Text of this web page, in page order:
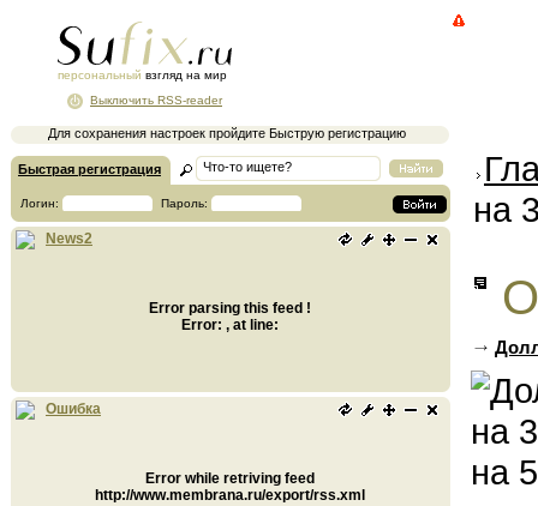
персональный взгляд на мир
Для сохранения настроек пройдите Быструю регистрацию
Выключить RSS-reader
Быстрая регистрация
Логин: Пароль:
News2
Error parsing this feed !
Error: , at line:
Ошибка
Error while retriving feed
http://www.membrana.ru/export/rss.xml
на